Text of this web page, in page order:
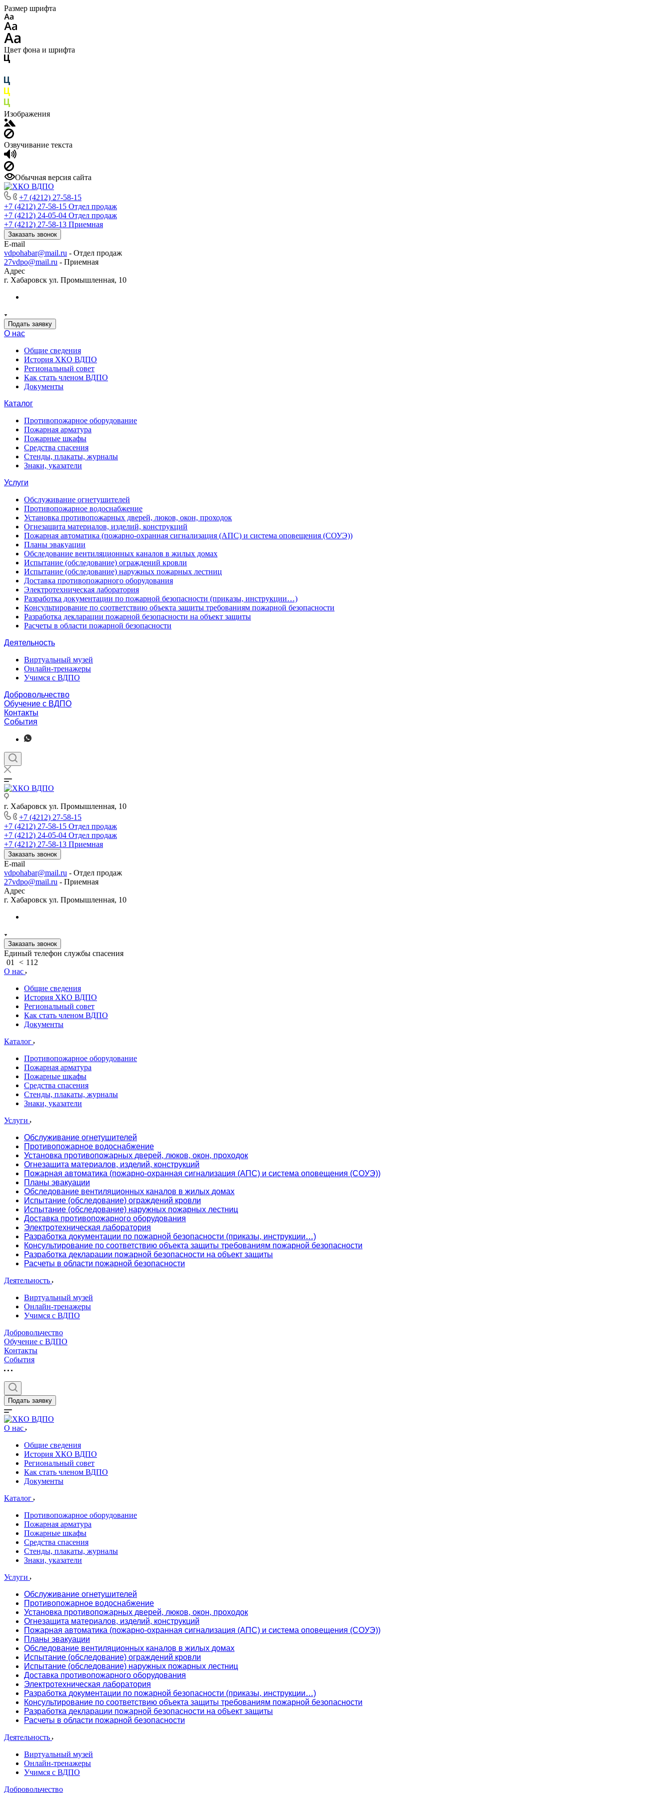
Размер шрифта
Цвет фона и шрифта
Изображения
Озвучивание текста
Обычная версия сайта
+7 (4212) 27-58-15
+7 (4212) 27-58-15 Отдел продаж
+7 (4212) 24-05-04 Отдел продаж
+7 (4212) 27-58-13 Приемная
Заказать звонок
E-mail
vdpohabar@mail.ru - Отдел продаж
27vdpo@mail.ru - Приемная
Адрес
г. Хабаровск ул. Промышленная, 10
Подать заявку
О нас
Общие сведения
История ХКО ВДПО
Региональный совет
Как стать членом ВДПО
Документы
Каталог
Противопожарное оборудование
Пожарная арматура
Пожарные шкафы
Средства спасения
Стенды, плакаты, журналы
Знаки, указатели
Услуги
Обслуживание огнетушителей
Противопожарное водоснабжение
Установка противопожарных дверей, люков, окон, проходок
Огнезащита материалов, изделий, конструкций
Пожарная автоматика (пожарно-охранная сигнализация (АПС) и система оповещения (СОУЭ))
Планы эвакуации
Обследование вентиляционных каналов в жилых домах
Испытание (обследование) ограждений кровли
Испытание (обследование) наружных пожарных лестниц
Доставка противопожарного оборудования
Электротехническая лаборатория
Разработка документации по пожарной безопасности (приказы, инструкции…)
Консультирование по соответствию объекта защиты требованиям пожарной безопасности
Разработка декларации пожарной безопасности на объект защиты
Расчеты в области пожарной безопасности
Деятельность
Виртуальный музей
Онлайн-тренажеры
Учимся с ВДПО
Добровольчество
Обучение с ВДПО
Контакты
События
г. Хабаровск ул. Промышленная, 10
+7 (4212) 27-58-15
+7 (4212) 27-58-15 Отдел продаж
+7 (4212) 24-05-04 Отдел продаж
+7 (4212) 27-58-13 Приемная
Заказать звонок
E-mail
vdpohabar@mail.ru - Отдел продаж
27vdpo@mail.ru - Приемная
Адрес
г. Хабаровск ул. Промышленная, 10
Заказать звонок
Единый телефон службы спасения
01
< 112
О нас
Общие сведения
История ХКО ВДПО
Региональный совет
Как стать членом ВДПО
Документы
Каталог
Противопожарное оборудование
Пожарная арматура
Пожарные шкафы
Средства спасения
Стенды, плакаты, журналы
Знаки, указатели
Услуги
Обслуживание огнетушителей
Противопожарное водоснабжение
Установка противопожарных дверей, люков, окон, проходок
Огнезащита материалов, изделий, конструкций
Пожарная автоматика (пожарно-охранная сигнализация (АПС) и система оповещения (СОУЭ))
Планы эвакуации
Обследование вентиляционных каналов в жилых домах
Испытание (обследование) ограждений кровли
Испытание (обследование) наружных пожарных лестниц
Доставка противопожарного оборудования
Электротехническая лаборатория
Разработка документации по пожарной безопасности (приказы, инструкции…)
Консультирование по соответствию объекта защиты требованиям пожарной безопасности
Разработка декларации пожарной безопасности на объект защиты
Расчеты в области пожарной безопасности
Деятельность
Виртуальный музей
Онлайн-тренажеры
Учимся с ВДПО
Добровольчество
Обучение с ВДПО
Контакты
События
Подать заявку
О нас
Общие сведения
История ХКО ВДПО
Региональный совет
Как стать членом ВДПО
Документы
Каталог
Противопожарное оборудование
Пожарная арматура
Пожарные шкафы
Средства спасения
Стенды, плакаты, журналы
Знаки, указатели
Услуги
Обслуживание огнетушителей
Противопожарное водоснабжение
Установка противопожарных дверей, люков, окон, проходок
Огнезащита материалов, изделий, конструкций
Пожарная автоматика (пожарно-охранная сигнализация (АПС) и система оповещения (СОУЭ))
Планы эвакуации
Обследование вентиляционных каналов в жилых домах
Испытание (обследование) ограждений кровли
Испытание (обследование) наружных пожарных лестниц
Доставка противопожарного оборудования
Электротехническая лаборатория
Разработка документации по пожарной безопасности (приказы, инструкции…)
Консультирование по соответствию объекта защиты требованиям пожарной безопасности
Разработка декларации пожарной безопасности на объект защиты
Расчеты в области пожарной безопасности
Деятельность
Виртуальный музей
Онлайн-тренажеры
Учимся с ВДПО
Добровольчество